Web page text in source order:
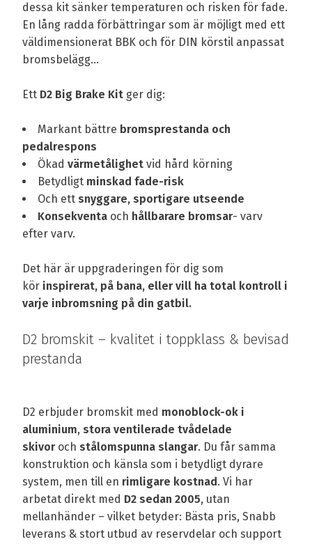
dessa kit sänker temperaturen och risken för fade.
En lång radda förbättringar som är möjligt med ett
väldimensionerat BBK och för DIN körstil anpassat
bromsbelägg...
Ett D2 Big Brake Kit ger dig:
Markant bättre bromsprestanda och
pedalrespons
Ökad värmetålighet vid hård körning
Betydligt minskad fade-risk
Och ett snyggare, sportigare utseende
Konsekventa och hållbarare bromsar- varv
efter varv.
Det här är uppgraderingen för dig som
kör inspirerat, på bana, eller vill ha total kontroll i
varje inbromsning på din gatbil.
D2 bromskit – kvalitet i toppklass & bevisad
prestanda
D2 erbjuder bromskit med monoblock-ok i
aluminium, stora ventilerade tvådelade
skivoroch stålomspunna slangar. Du får samma
konstruktion och känsla som i betydligt dyrare
system, men till en rimligare kostnad. Vi har
arbetat direkt med D2 sedan 2005, utan
mellanhänder – vilket betyder: Bästa pris, Snabb
leverans & stort utbud av reservdelar och support